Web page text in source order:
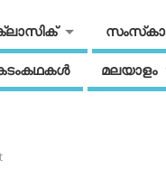
മലയാളം